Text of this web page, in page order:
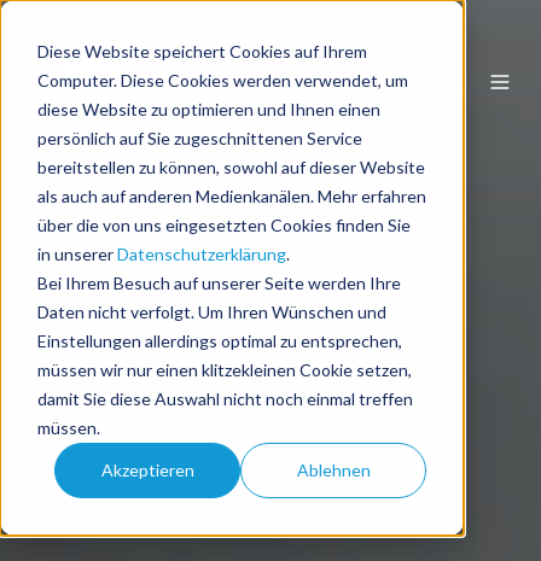
Diese Website speichert Cookies auf Ihrem
Computer. Diese Cookies werden verwendet, um
diese Website zu optimieren und Ihnen einen
persönlich auf Sie zugeschnittenen Service
bereitstellen zu können, sowohl auf dieser Website
als auch auf anderen Medienkanälen. Mehr erfahren
über die von uns eingesetzten Cookies finden Sie
in unsererDatenschutzerklärung.
Bei Ihrem Besuch auf unserer Seite werden Ihre
Daten nicht verfolgt. Um Ihren Wünschen und
Einstellungen allerdings optimal zu entsprechen,
müssen wir nur einen klitzekleinen Cookie setzen,
damit Sie diese Auswahl nicht noch einmal treffen
müssen.
Akzeptieren Ablehnen
DE